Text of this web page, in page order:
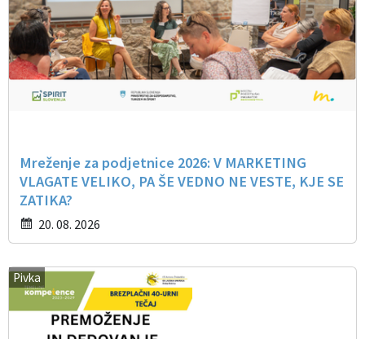
Mreženje za podjetnice 2026: V MARKETING
VLAGATE VELIKO, PA ŠE VEDNO NE VESTE, KJE SE
ZATIKA?
20. 08. 2026
Pivka